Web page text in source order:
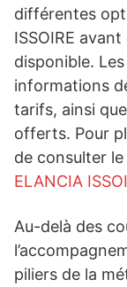
différentes
ISSOIRE
disponible.
informations
tarifs, ainsi
offerts. Pour
de consulter le
ELANCIA
Au-delà des
piliers de la